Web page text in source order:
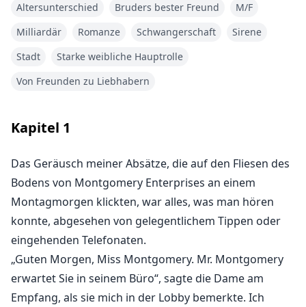
Trennung neben dem besten Freund meines Bruders
aufzuwachen."
Wenn es eine Sache gab, bei der sich Katerina
Montgomery hundertprozentig sicher war, dann war
aufbewahren wollte. Aber als Jericho sie am Abend
einfällt: Sie geht in den Club, den ihr
milliardenschwerer Vater besitzt, und betrinkt sich
hemmungslos, bevor sie mit einem Fremden nach
Hause geht.
Als sie am nächsten Morgen beschämt aufwacht und
feststellt, dass sie ihre Jungfräulichkeit verloren hat,
rollt sie aus dem Bett und sieht, dass sie sie nicht an
Altersunterschied Bruders bester Freund
M/F
Milliardär
Romanze Schwangerschaft
Sirene
Stadt
Starke weibliche Hauptrolle
Von Freunden zu Liebhabern
Kapitel 1
Das Geräusch meiner Absätze, die auf den Fliesen des
Bodens von Montgomery Enterprises an einem
Montagmorgen klickten, war alles, was man hören
konnte, abgesehen von gelegentlichem Tippen oder
eingehenden Telefonaten.
„Guten Morgen, Miss Montgomery. Mr. Montgomery
erwartet Sie in seinem Büro“, sagte die Dame am
Empfang, als sie mich in der Lobby bemerkte. Ich